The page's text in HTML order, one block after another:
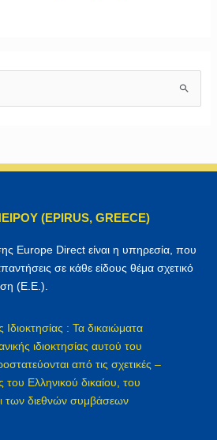
(EPIRUS, GREECE)
Europe Direct είναι η υπηρεσία, που
σε κάθε είδους θέμα σχετικό
(Ε.Ε.).
: Τα δικαιώματα
ιδιοκτησίας αυτού του
από τις σχετικές –
του Ελληνικού δικαίου, του
των διεθνών συμβάσεων